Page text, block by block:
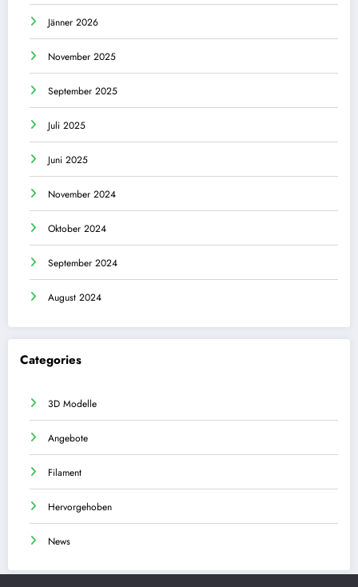
Jänner 2026
November 2025
September 2025
Juli 2025
Juni 2025
November 2024
Oktober 2024
September 2024
August 2024
Categories
3D Modelle
Angebote
Filament
Hervorgehoben
News